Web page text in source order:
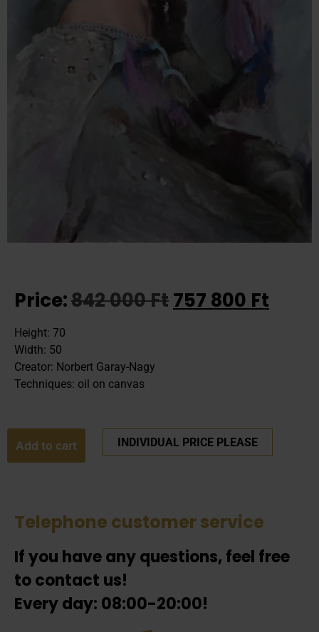
Price:842 000Ft757 800 Ft
Height: 70
Width: 50
Creator: Norbert Garay-Nagy
Techniques: oil on canvas
Add to cart INDIVIDUAL PRICE PLEASE
Telephone customer service
If you have any questions, feel free
to contact us!
Every day: 08:00-20:00!